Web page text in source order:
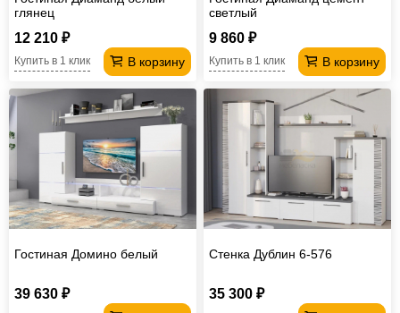
глянец
12 210 ₽
В корзину
Купить в 1 клик
светлый
9 860 ₽
В корзину
Купить в 1 клик
Гостиная Домино белый
39 630 ₽
Стенка Дублин 6-576
35 300 ₽